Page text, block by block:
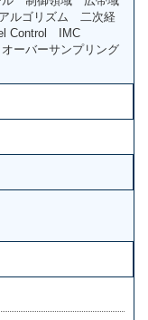
ルゴリズム 二次経
Control IMC
ーバーサンプリング